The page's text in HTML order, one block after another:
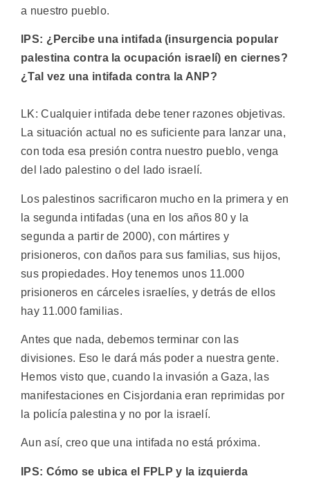
a nuestro pueblo.
IPS: ¿Percibe una intifada (insurgencia popular
palestina contra la ocupación israelí) en ciernes?
¿Tal vez una intifada contra la ANP?
LK: Cualquier intifada debe tener razones objetivas.
La situación actual no es suficiente para lanzar una,
con toda esa presión contra nuestro pueblo, venga
del lado palestino o del lado israelí.
Los palestinos sacrificaron mucho en la primera y en
la segunda intifadas (una en los años 80 y la
segunda a partir de 2000), con mártires y
prisioneros, con daños para sus familias, sus hijos,
sus propiedades. Hoy tenemos unos 11.000
prisioneros en cárceles israelíes, y detrás de ellos
hay 11.000 familias.
Antes que nada, debemos terminar con las
divisiones. Eso le dará más poder a nuestra gente.
Hemos visto que, cuando la invasión a Gaza, las
manifestaciones en Cisjordania eran reprimidas por
la policía palestina y no por la israelí.
Aun así, creo que una intifada no está próxima.
IPS: Cómo se ubica el FPLP y la izquierda